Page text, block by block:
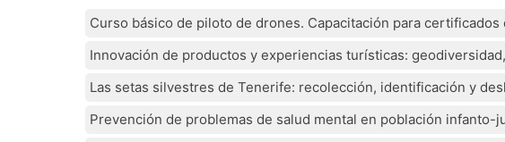
Curso básico de piloto de drones. Capacitación para certificados
Innovación de productos y experiencias turísticas:
Las setas silvestres de Tenerife: recolección, identificación y
Prevención de problemas de salud mental en población infanto-